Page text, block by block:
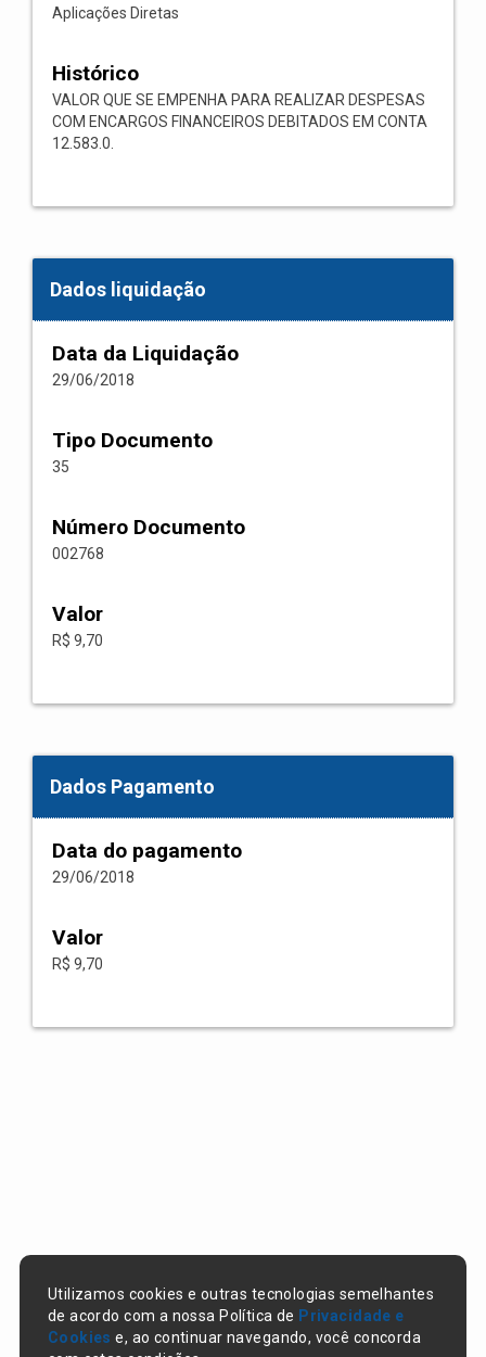
Aplicações Diretas
Histórico
VALOR QUE SE EMPENHA PARA REALIZAR DESPESAS
COM ENCARGOS FINANCEIROS DEBITADOS EM CONTA
12.583.0.
Dados liquidação
Data da Liquidação
29/06/2018
Tipo Documento
35
Número Documento
002768
Valor
R$ 9,70
Dados Pagamento
Data do pagamento
29/06/2018
Valor
R$ 9,70
Utilizamos cookies e outras tecnologias semelhantes
de acordo com a nossa Política de Privacidade e
Cookies e, ao continuar navegando, você concorda